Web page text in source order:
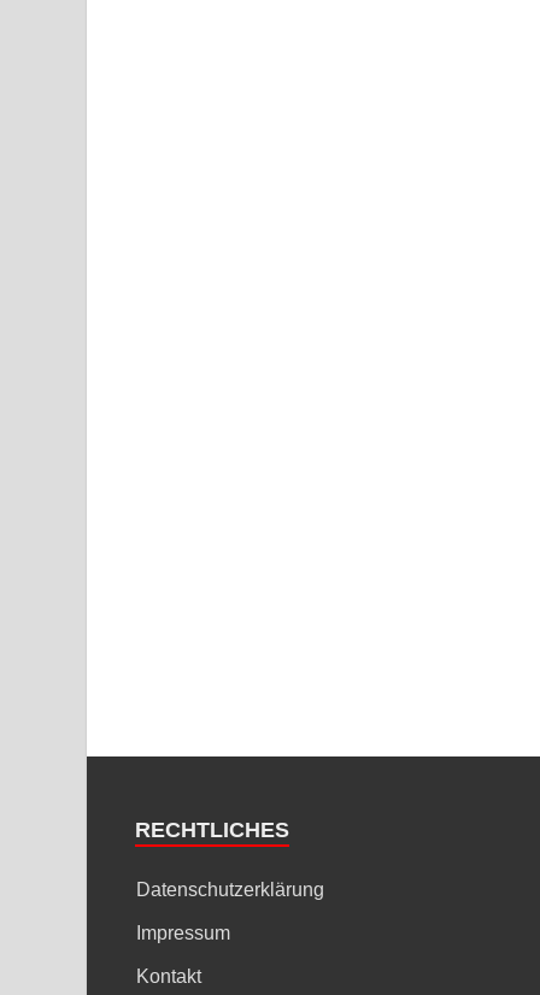
RECHTLICHES
Datenschutzerklärung
Impressum
Kontakt